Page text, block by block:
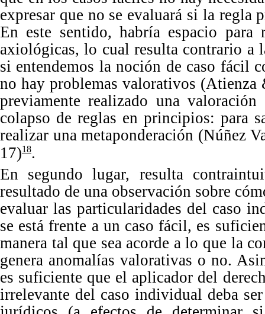
expresar que no se evaluará si la regla
En este sentido, habría espacio
axiológicas, lo cual resulta contrario a
si entendemos la noción de caso fácil
no hay problemas valorativos
previamente realizado una
colapso de reglas en principios: para
realizar una metaponderación (Núñez
17)18.
En segundo lugar, resulta
resultado de una observación sobre
evaluar las particularidades del caso
se está frente a un caso fácil, es
manera tal que sea acorde a lo que la
genera anomalías valorativas o no.
es suficiente que el aplicador del
irrelevante del caso individual deba